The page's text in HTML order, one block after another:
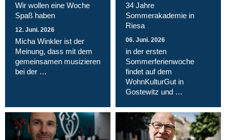
Wir wollen eine Woche
Spaß haben
12. Juni. 2026
Micha Winkler ist der
Meinung, dass mit dem
gemeinsamen musizieren
bei der …
34 Jahre
Sommerakademie in
Riesa
06. Juni. 2026
in der ersten
Sommerferienwoche
findet auf dem
WohnKulturGut in
Gostewitz und …